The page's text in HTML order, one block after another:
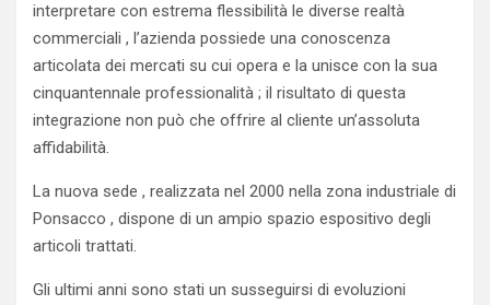
interpretare con estrema flessibilità le diverse realtà
commerciali , l’azienda possiede una conoscenza
articolata dei mercati su cui opera e la unisce con la sua
cinquantennale professionalità ; il risultato di questa
integrazione non può che offrire al cliente un’assoluta
affidabilità.
La nuova sede , realizzata nel 2000 nella zona industriale di
Ponsacco , dispone di un ampio spazio espositivo degli
articoli trattati.
Gli ultimi anni sono stati un susseguirsi di evoluzioni